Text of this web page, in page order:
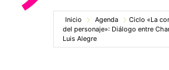
Inicio Agenda
Ciclo «La
del personaje»: Diálogo entre
Luis Alegre